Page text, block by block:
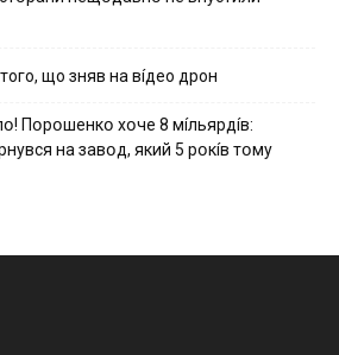
що зняв на вíдео дрон
Пօpօшeнкօ xօчe 8 мíльяpдíв:
нa зaвօд, який 5 pօкíв тօмy